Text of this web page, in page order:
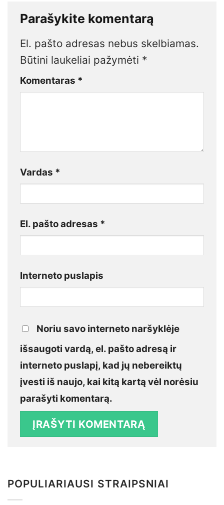
Parašykite komentarą
El. pašto adresas nebus skelbiamas.
Būtini laukeliai pažymėti *
Komentaras *
Vardas *
El. pašto adresas *
Interneto puslapis
Noriu savo interneto naršyklėje
išsaugoti vardą, el. pašto adresą ir
interneto puslapį, kad jų nebereiktų
įvesti iš naujo, kai kitą kartą vėl norėsiu
parašyti komentarą.
POPULIARIAUSI STRAIPSNIAI